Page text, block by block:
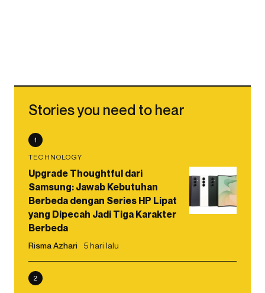
Stories you need to hear
1
TECHNOLOGY
Upgrade Thoughtful dari
Samsung: Jawab Kebutuhan
Berbeda dengan Series HP Lipat
yang Dipecah Jadi Tiga Karakter
Berbeda
Risma Azhari 5 hari lalu
2